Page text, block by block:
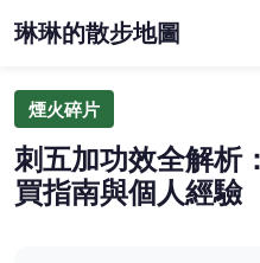
琳琳的散步地圖
煙火碎片
刺五加功效全解析
買指南與個人經驗